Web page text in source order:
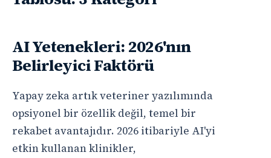
AI Yetenekleri: 2026'nın
Belirleyici Faktörü
Yapay zeka artık veteriner yazılımında
opsiyonel bir özellik değil, temel bir
rekabet avantajıdır. 2026 itibariyle AI'yi
etkin kullanan klinikler,